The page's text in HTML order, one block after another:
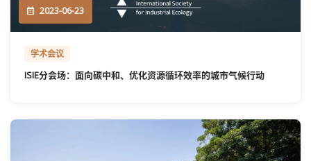
2023-06-23
学术会议
ISIE分会场：面向碳中和、优化资源循环效率的城市气候行动